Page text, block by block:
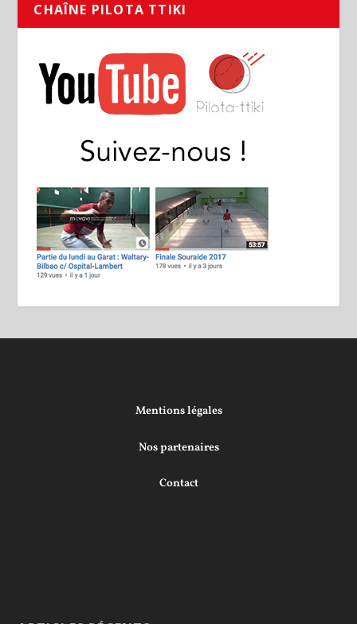
CHAÎNE PILOTA TTIKI
Mentions légales
Nos partenaires
Contact